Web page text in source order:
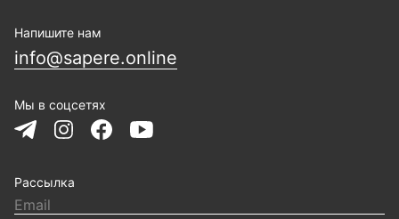
Напишите нам
info@sapere.online
Мы в соцсетях
Рассылка